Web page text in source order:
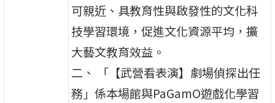
可親近、具教育性與啟發性的文化科
技學習環境，促進文化資源平均，擴
大藝文教育效益。
二、 「【武營看表演】劇場偵探出任
務」係本場館與PaGamO遊戲化學習